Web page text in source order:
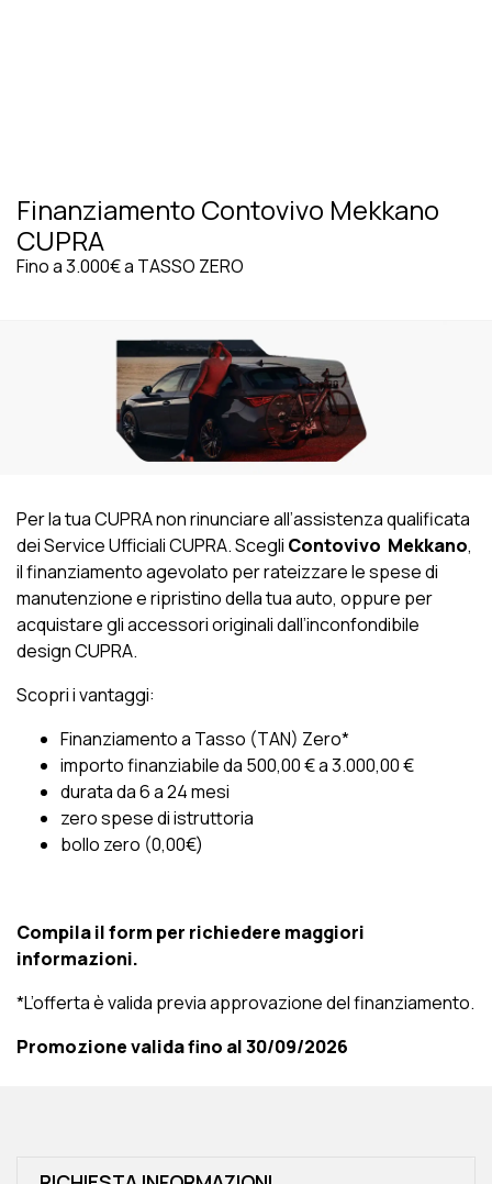
Finanziamento Contovivo Mekkano
CUPRA
Fino a 3.000€ a TASSO ZERO
Per la tua CUPRA non rinunciare all’assistenza qualificata
dei Service Ufficiali CUPRA. Scegli Contovivo Mekkano,
il finanziamento agevolato per rateizzare le spese di
manutenzione e ripristino della tua auto, oppure per
acquistare gli accessori originali dall’inconfondibile
design CUPRA.
Scopri i vantaggi:
Finanziamento a Tasso (TAN) Zero*
importo finanziabile da 500,00 € a 3.000,00 €
durata da 6 a 24 mesi
zero spese di istruttoria
bollo zero (0,00€)
Compila il form per richiedere maggiori
informazioni.
*L’offerta è valida previa approvazione del finanziamento.
Promozione valida fino al 30/09/2026